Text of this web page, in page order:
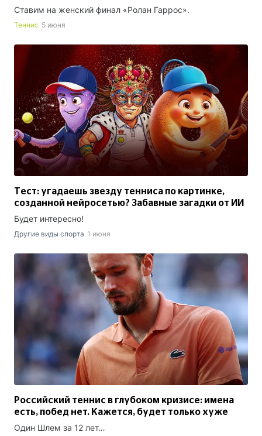
Ставим на женский финал «Ролан Гаррос».
Теннис 5 июня
Тест: угадаешь звезду тенниса по картинке,
созданной нейросетью? Забавные загадки от ИИ
Будет интересно!
Другие виды спорта 1 июня
Российский теннис в глубоком кризисе: имена
есть, побед нет. Кажется, будет только хуже
Один Шлем за 12 лет…